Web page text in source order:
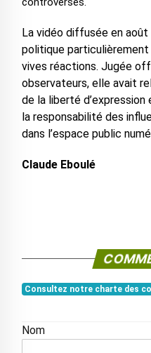
‎La vidéo diffusée en
politique
vives réactions. Jugée
observateurs, elle avait
de la liberté
la responsabilité des
dans l’espace public
Claude Eboulé
Consultez notre charte des
Nom